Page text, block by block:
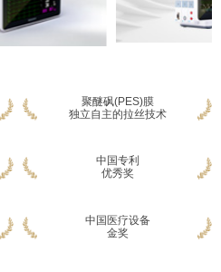
聚醚砜(PES)膜
独立自主的拉丝技术
中国专利
优秀奖
中国医疗设备
金奖